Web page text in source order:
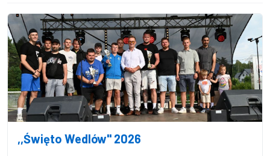
,,Święto Wedlów'' 2026